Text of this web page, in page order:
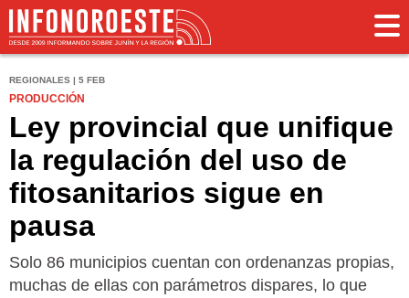
REGIONALES | 5 FEB
PRODUCCIÓN
Ley provincial que unifique
la regulación del uso de
fitosanitarios sigue en
pausa
Solo 86 municipios cuentan con ordenanzas propias,
muchas de ellas con parámetros dispares, lo que